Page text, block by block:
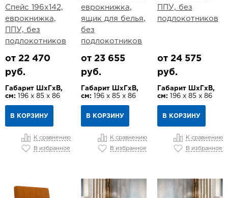
Спейс 196х142,
еврокнижка,
ППУ, без
подлокотников
от 22 470
руб.
Габарит ШхГхВ,
см: 196 х 85 х 86
В КОРЗИНУ
К сравнению
В избранное
еврокнижка,
ящик для белья,
без
подлокотников
от 23 655
руб.
Габарит ШхГхВ,
см:
196 х 85 х 86
В КОРЗИНУ
К сравнению
В избранное
ППУ, без
подлокотников
от 24 575
руб.
Габарит ШхГхВ,
см: 196 х 85 х 86
В КОРЗИНУ
К сравнению
В избранное